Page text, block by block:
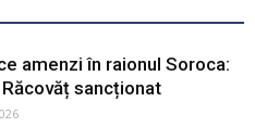
amenzi în raionul Soroca:
sancționat